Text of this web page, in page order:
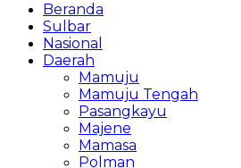
Beranda
Sulbar
Nasional
Daerah
Mamuju
Mamuju Tengah
Pasangkayu
Majene
Mamasa
Polman